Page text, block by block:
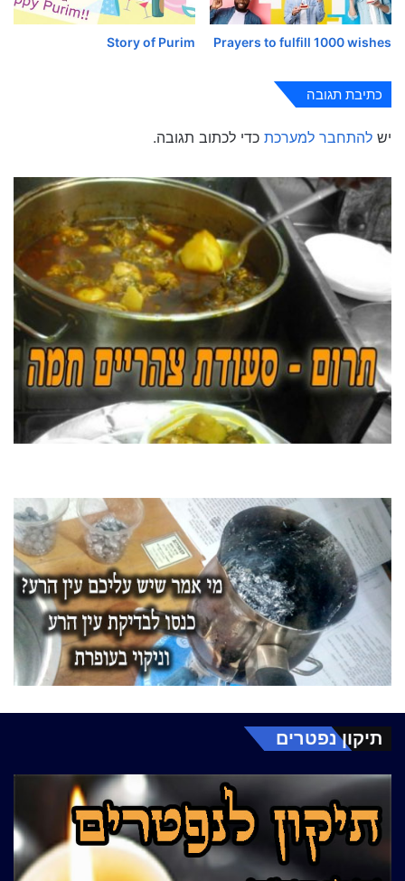
Prayers to fulfill 1000 wishes
Story of Purim
כתיבת תגובה
יש להתחבר למערכת כדי לכתוב תגובה.
תיקון נפטרים